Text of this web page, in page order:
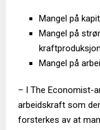
Mangel på
Mangel på
Mangel på
– I The Economist-
arbeidskraft som
forsterkes av at